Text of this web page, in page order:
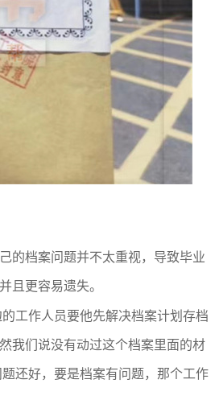
的档案问题并不太重视，导致毕业
且更容易遗失。
工作人员要他先解决档案计划存档
我们说没有动过这个档案里面的材
还好，要是档案有问题，那个工作